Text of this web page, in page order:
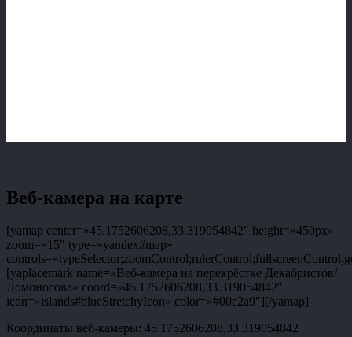
Веб-камера на карте
[yamap center=»45.1752606208,33.319054842″ height=»450px»
zoom=»15″ type=»yandex#map»
[yaplacemark name=»Веб-камера на перекрёстке Декабристов/
Ломоносова» coord=»45.1752606208,33.319054842″
icon=»islands#blueStretchyIcon» color=»#00c2a9″][/yamap]
Координаты веб-камеры: 45.1752606208,33.319054842